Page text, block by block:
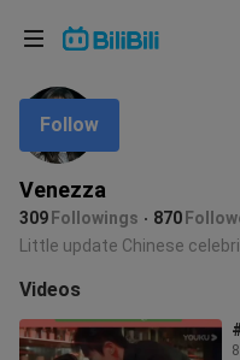
Venezza
309 Followings 870
Follow
Little update Chinese
Videos
Language: English
In
Choose your
English
ภาษาไทย
Tiếng Việt
Bahasa Indonesia
Bahasa Melayu